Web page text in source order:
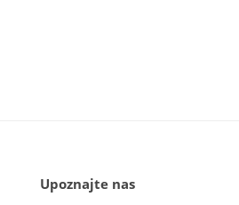
Upoznajte nas